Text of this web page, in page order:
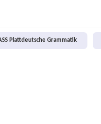
Plattdeutsche Grammatik